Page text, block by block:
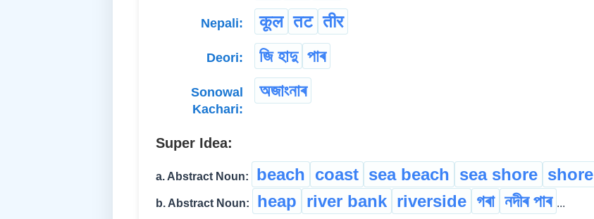
Nepali: कूल तट तीर
Deori: জি হাদু পাৰ
Sonowal
Kachari:
অজাংনাৰ
Super Idea:
a. Abstract Noun: beach coast sea beach sea shore shore
b. Abstract Noun: heap river bank riverside গৰা নদীৰ পাৰ ...